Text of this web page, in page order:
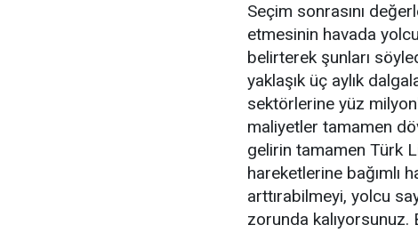
Seçim sonrasını
etmesinin havada yolcu
belirterek şunları
yaklaşık üç aylık
sektörlerine yüz
maliyetler tamamen
gelirin tamamen Türk
hareketlerine bağımlı
arttırabilmeyi, yolcu
zorunda kalıyorsunuz.